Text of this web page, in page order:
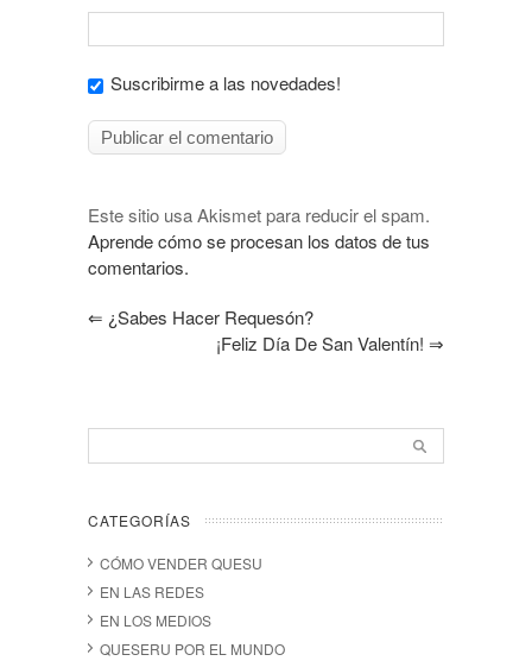
Suscribirme a las novedades!
Este sitio usa Akismet para reducir el spam.
Aprende cómo se procesan los datos de tus
comentarios.
⇐ ¿Sabes Hacer Requesón?
¡Feliz Día De San Valentín! ⇒
CATEGORÍAS
CÓMO VENDER QUESU
EN LAS REDES
EN LOS MEDIOS
QUESERU POR EL MUNDO